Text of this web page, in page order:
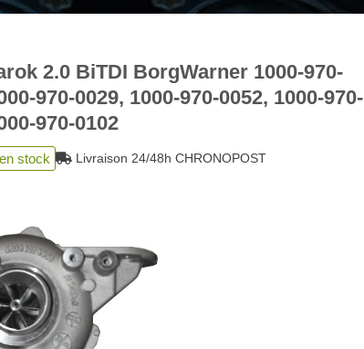
2.0 BiTDI BorgWarner 1000-970-
970-0029, 1000-970-0052, 1000-970-
970-0102
stock Livraison 24/48h CHRONOPOST